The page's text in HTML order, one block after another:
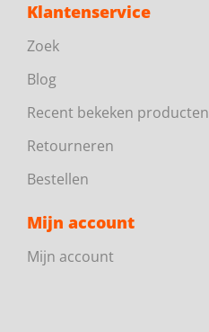
Klantenservice
Zoek
Blog
Recent bekeken producten
Retourneren
Bestellen
Mijn account
Mijn account